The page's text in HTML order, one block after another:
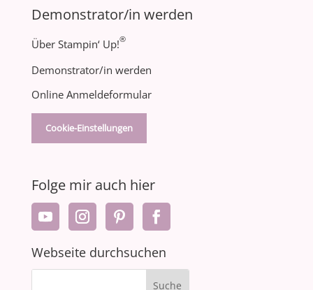
Demonstrator/in werden
Über Stampin‘ Up!®
Demonstrator/in werden
Online Anmeldeformular
Cookie-Einstellungen
Folge mir auch hier
Webseite durchsuchen